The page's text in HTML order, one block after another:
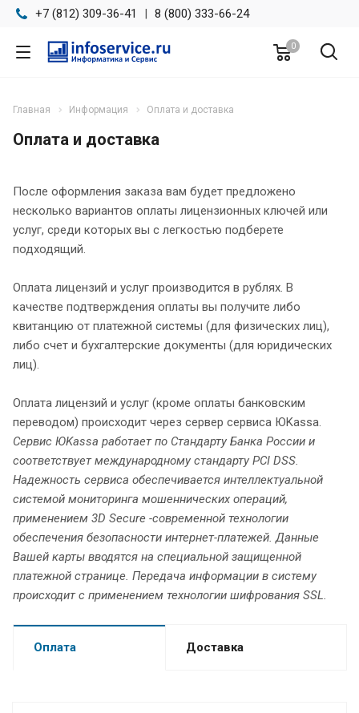
+7 (812) 309-36-41 | 8 (800) 333-66-24
0
Главная Информация Оплата и доставка
Оплата и доставка
После оформления заказа вам будет предложено
несколько вариантов оплаты лицензионных ключей или
услуг, среди которых вы с легкостью подберете
подходящий.
Оплата лицензий и услуг производится в рублях. В
качестве подтверждения оплаты вы получите либо
квитанцию от платежной системы (для физических лиц),
либо счет и бухгалтерские документы (для юридических
лиц).
Оплата лицензий и услуг (кроме оплаты банковским
переводом) происходит через сервер сервиса ЮKassa.
Сервис ЮKassa работает по Стандарту Банка России и
соответствует международному стандарту PCI DSS.
Надежность сервиса обеспечивается интеллектуальной
системой мониторинга мошеннических операций,
применением 3D Secure -современной технологии
обеспечения безопасности интернет-платежей. Данные
Вашей карты вводятся на специальной защищенной
платежной странице. Передача информации в систему
происходит с применением технологии шифрования SSL.
Оплата Доставка